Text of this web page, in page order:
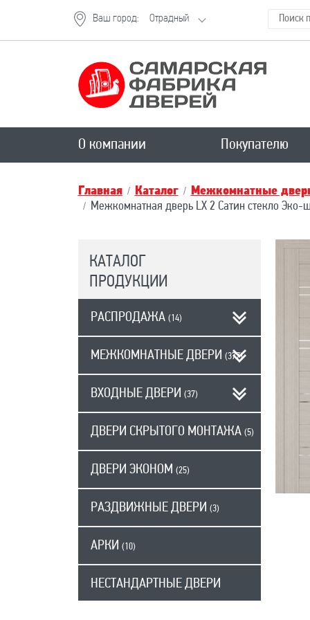
Ваш город: Отрадный
О компании Покупателю
Главная Каталог
Межкомнатные
Межкомнатная дверь LX 2 Сатин стекло Эко-
КАТАЛОГ
ПРОДУКЦИИ
РАСПРОДАЖА (14)
МЕЖКОМНАТНЫЕ ДВЕРИ (377)
ВХОДНЫЕ ДВЕРИ (37)
ДВЕРИ СКРЫТОГО МОНТАЖА (5)
ДВЕРИ ЭКОНОМ (25)
РАЗДВИЖНЫЕ ДВЕРИ (3)
АРКИ (10)
НЕСТАНДАРТНЫЕ ДВЕРИ